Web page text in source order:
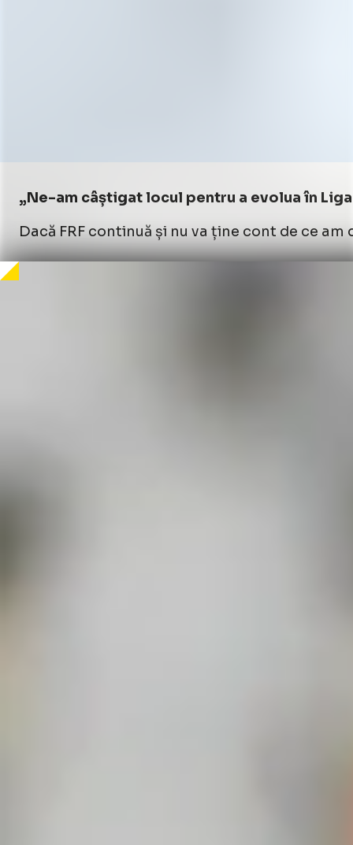
„Ne-am câștigat locul pentru a evolua în
Dacă FRF continuă și nu va ține cont de ce